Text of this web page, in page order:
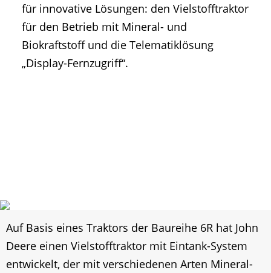
für innovative Lösungen: den Vielstofftraktor
für den Betrieb mit Mineral- und
Biokraftstoff und die Telematiklösung
„Display-Fernzugriff“.
Auf Basis eines Traktors der Baureihe 6R hat John
Deere einen Vielstofftraktor mit Eintank-System
entwickelt, der mit verschiedenen Arten Mineral-